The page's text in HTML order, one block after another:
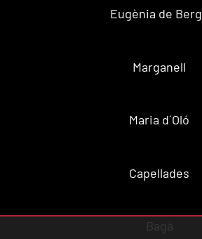
Eugènia de
Marganell
Maria d´Oló
Capellades
Bagà